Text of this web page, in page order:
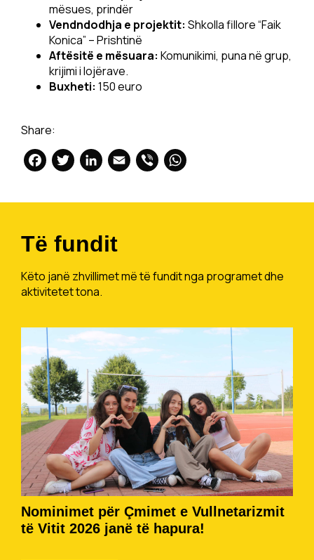
mësues, prindër
Vendndodhja e projektit: Shkolla fillore “Faik
Konica” – Prishtinë
Aftësitë e mësuara: Komunikimi, puna në grup,
krijimi i lojërave.
Buxheti: 150 euro
Share:
Facebook
Twitter
LinkedIn
Email
Viber
Të fundit
Këto janë zhvillimet më të fundit nga programet dhe
aktivitetet tona.
Nominimet për Çmimet e Vullnetarizmit
të Vitit 2026 janë të hapura!